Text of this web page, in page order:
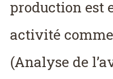
production est
activité
(Analyse de